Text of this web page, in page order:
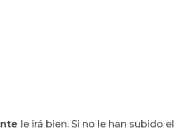
le irá bien. Si no le han subido el